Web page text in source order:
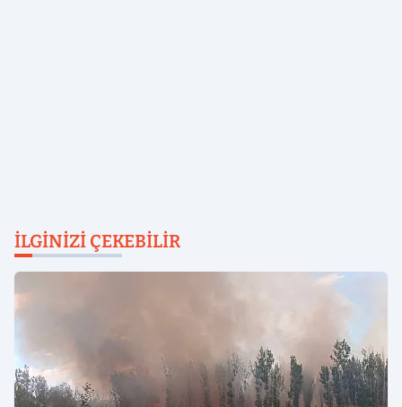
İLGINIZI ÇEKEBILIR